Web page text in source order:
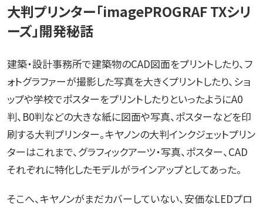
大判プリンター「imagePROGRAF TXシリ
ーズ」開発秘話
建築・設計事務所で建築物のCAD図面をプリントしたり、フ
ォトグラファーが撮影した写真を大きくプリントしたり、ショ
ップや学校でポスターをプリントしたりといったようにA0
判、B0判などの大きな紙に図面や写真、ポスターなどを印
刷する大判プリンター。キヤノンの大判インクジェットプリン
ターはこれまで、グラフィックアーツ・写真、ポスター、CAD
それぞれに特化したモデルがラインアップとしてあった。
そこへ、キヤノンがまだカバーしていない、安価なLEDプロ